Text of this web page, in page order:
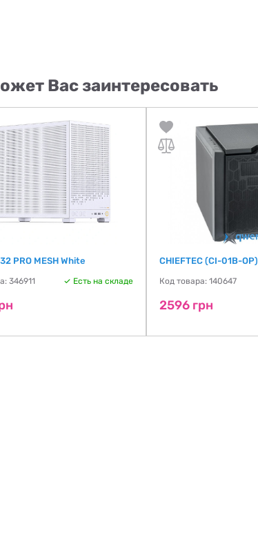
Вас заинтересовать
PRO MESH White
346911 Есть на складе
CHIEFTEC (CI-01B-OP)
Код товара: 140647
2596 грн